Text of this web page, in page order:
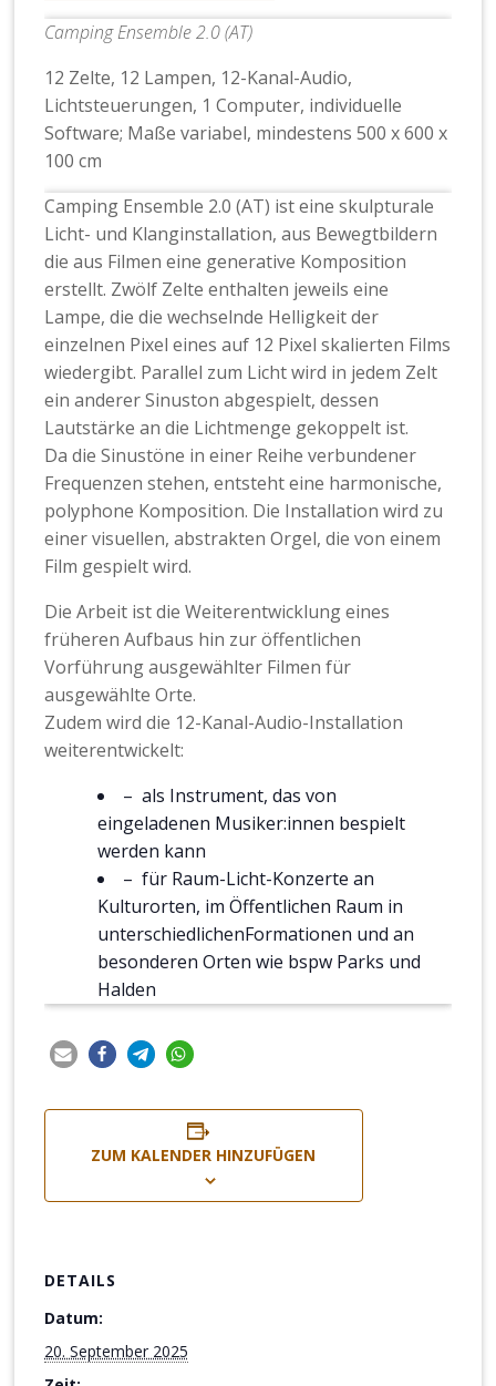
Camping Ensemble 2.0 (AT)
12 Zelte, 12 Lampen, 12-Kanal-Audio,
Lichtsteuerungen, 1 Computer, individuelle
Software; Maße variabel, mindestens 500 x 600 x
100 cm
Camping Ensemble 2.0 (AT) ist eine skulpturale
Licht- und Klanginstallation, aus Bewegtbildern
die aus Filmen eine generative Komposition
erstellt. Zwölf Zelte enthalten jeweils eine
Lampe, die die wechselnde Helligkeit der
einzelnen Pixel eines auf 12 Pixel skalierten Films
wiedergibt. Parallel zum Licht wird in jedem Zelt
ein anderer Sinuston abgespielt, dessen
Lautstärke an die Lichtmenge gekoppelt ist.
Da die Sinustöne in einer Reihe verbundener
Frequenzen stehen, entsteht eine harmonische,
polyphone Komposition. Die Installation wird zu
einer visuellen, abstrakten Orgel, die von einem
Film gespielt wird.
Die Arbeit ist die Weiterentwicklung eines
früheren Aufbaus hin zur öffentlichen
Vorführung ausgewählter Filmen für
ausgewählte Orte.
Zudem wird die 12-Kanal-Audio-Installation
weiterentwickelt:
– als Instrument, das von
eingeladenen Musiker:innen bespielt
werden kann
– für Raum-Licht-Konzerte an
Kulturorten, im Öffentlichen Raum in
unterschiedlichenFormationen und an
besonderen Orten wie bspw Parks und
Halden
ZUM KALENDER HINZUFÜGEN
DETAILS
Datum:
20. September 2025